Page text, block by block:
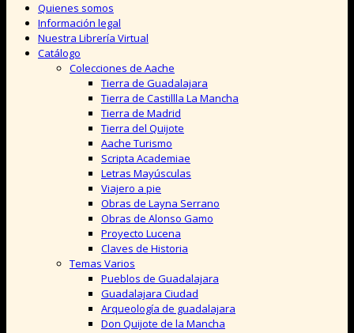
Quienes somos
Información legal
Nuestra Librería Virtual
Catálogo
Colecciones de Aache
Tierra de Guadalajara
Tierra de Castillla La Mancha
Tierra de Madrid
Tierra del Quijote
Aache Turismo
Scripta Academiae
Letras Mayúsculas
Viajero a pie
Obras de Layna Serrano
Obras de Alonso Gamo
Proyecto Lucena
Claves de Historia
Temas Varios
Pueblos de Guadalajara
Guadalajara Ciudad
Arqueología de guadalajara
Don Quijote de la Mancha